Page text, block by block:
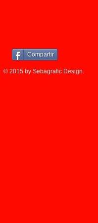
Compartir
© 2015 by Sebagrafic Design.